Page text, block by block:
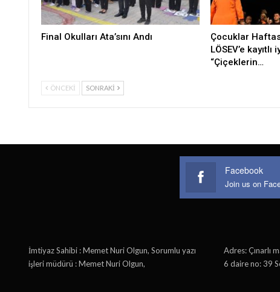
Final Okulları Ata’sını Andı
Çocuklar
LÖSEV’e
“Çiçeklerin…
ÖNCEKI SONRAKI
Facebook
Join us on
İmtiyaz Sahibi : Memet Nuri Olgun, Sorumlu yazı
işleri müdürü : Memet Nuri Olgun,
Adres: Çınarlı
6 daire no: 39